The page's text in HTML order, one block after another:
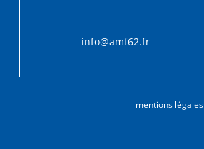
info@amf62.fr
mentions légales